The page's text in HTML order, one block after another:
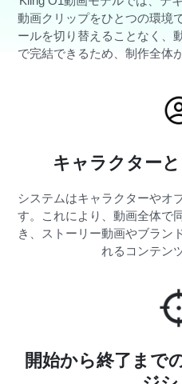
動画クリップをひとつの環境
ールを切り替えることなく、
で完結できるため、制作全体
キャラクター
システムはキャラクターやオ
す。これにより、動画全体で
き、ストーリー動画やブラン
れるコンテン
開始から終了まで